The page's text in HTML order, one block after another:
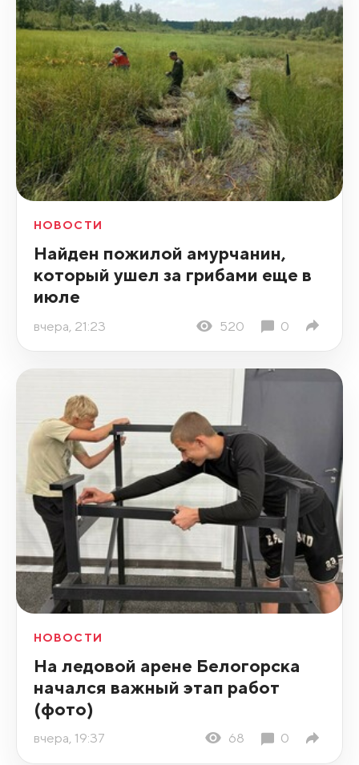
НОВОСТИ
Найден пожилой амурчанин,
который ушел за грибами еще в
июле
вчера, 21:23 520 0
НОВОСТИ
На ледовой арене Белогорска
начался важный этап работ
(фото)
вчера, 19:37 68 0